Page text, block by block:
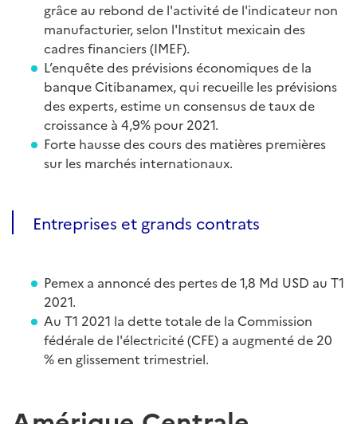
grâce au rebond de l'activité de l'indicateur non
manufacturier, selon l'Institut mexicain des
cadres financiers (IMEF).
L’enquête des prévisions économiques de la
banque Citibanamex, qui recueille les prévisions
des experts, estime un consensus de taux de
croissance à 4,9% pour 2021.
Forte hausse des cours des matières premières
sur les marchés internationaux.
Entreprises et grands contrats
Pemex a annoncé des pertes de 1,8 Md USD au T1
2021.
Au T1 2021 la dette totale de la Commission
fédérale de l'électricité (CFE) a augmenté de 20
% en glissement trimestriel.